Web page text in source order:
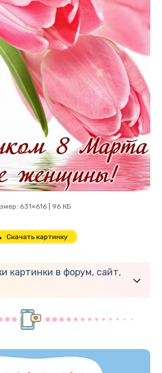
631×616 | 96 КБ
Скачать картинку
картинки в форум, сайт,